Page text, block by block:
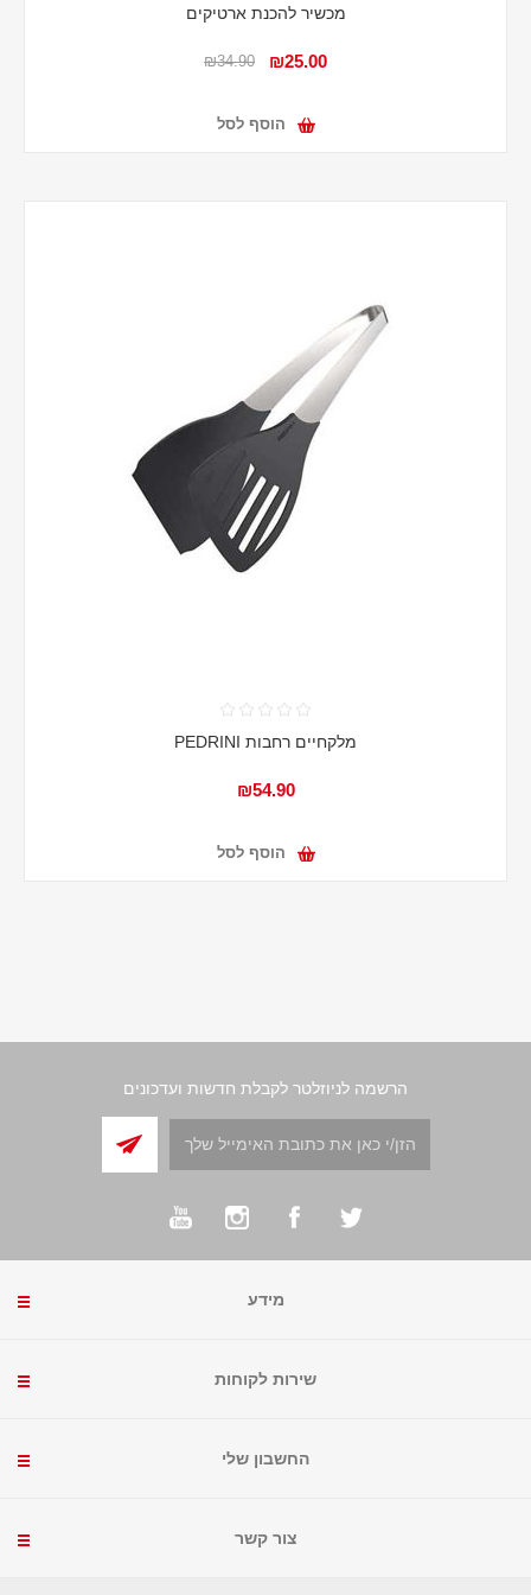
מכשיר להכנת ארטיקים
₪25.00
₪34.90
הוסף לסל
מלקחיים רחבות PEDRINI
₪54.90
הוסף לסל
הרשמה לניוזלטר לקבלת חדשות ועדכונים
מידע
שירות לקוחות
החשבון שלי
צור קשר